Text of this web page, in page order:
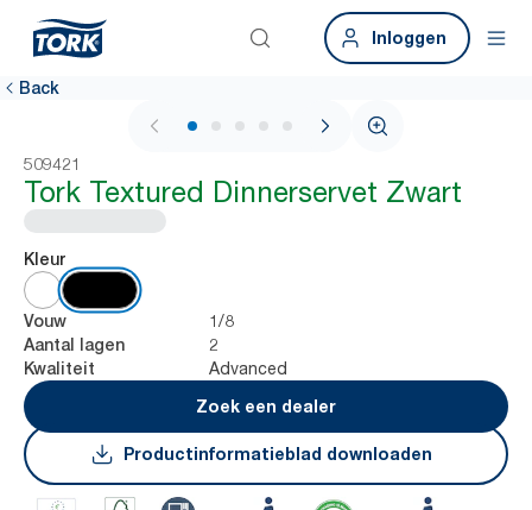
Inloggen
Back
1 / 6
509421
Tork Textured Dinnerservet Zwart
Kleur
Vouw 1/8
Aantal lagen 2
Kwaliteit
Advanced
Zoek een dealer
Productinformatieblad downloaden